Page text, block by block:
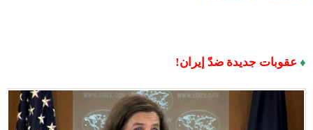
♦ عقوبات جديدة ضدّ إيران!